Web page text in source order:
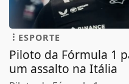
ESPORTE
Piloto da Fórmula 1
um assalto na Itália